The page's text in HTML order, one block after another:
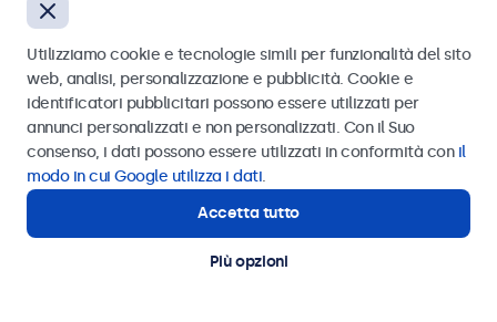
€ 499,00
Visualizza
Aggiungi al carrello
Inviare
Oppure chiamaci al
Contatta i nostri esperti
Utilizziamo cookie e tecnologie simili per funzionalità del sito
web, analisi, personalizzazione e pubblicità. Cookie e
identificatori pubblicitari possono essere utilizzati per
annunci personalizzati e non personalizzati. Con il Suo
consenso, i dati possono essere utilizzati in conformità con il
modo in cui Google utilizza i dati.
Accetta tutto
Più opzioni